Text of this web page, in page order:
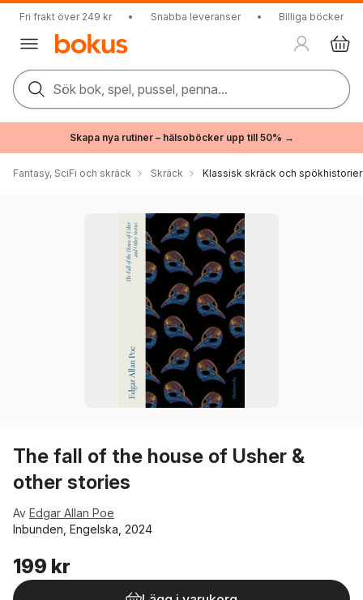
Fri frakt över 249 kr • Snabba leveranser • Billiga böcker
Sök bok, spel, pussel, penna...
Skapa nya rutiner – hälsoböcker upp till 50% →
Fantasy, SciFi och skräck Skräck Klassisk skräck och spökhistorier
The fall of the house of Usher &
other stories
Av Edgar Allan Poe
Inbunden, Engelska, 2024
199 kr